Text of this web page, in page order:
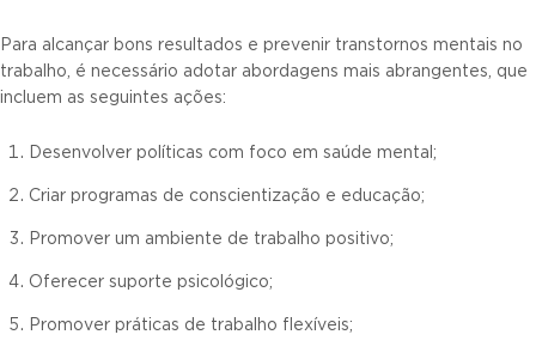
Para alcançar bons resultados e prevenir transtornos mentais no
trabalho, é necessário adotar abordagens mais abrangentes, que
incluem as seguintes ações:
Desenvolver políticas com foco em saúde mental;
Criar programas de conscientização e educação;
Promover um ambiente de trabalho positivo;
Oferecer suporte psicológico;
Promover práticas de trabalho flexíveis;